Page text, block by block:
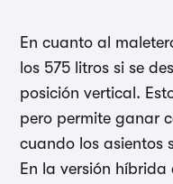
En cuanto al
los 575 litros si se
posición vertical.
pero permite ganar
cuando los asientos
En la versión